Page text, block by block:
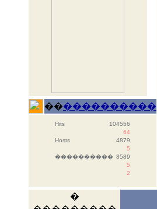
������������
Hits
104556
64
Hosts
4879
5
���������� 8589
5
2
�